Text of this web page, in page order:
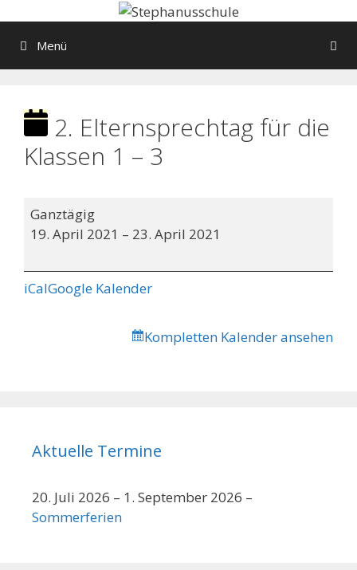
Inhalt
Menü
2. Elternsprechtag für die
Klassen 1 – 3
2.
Elternsprechtag
die
Klassen
Ganztägig
19. April 2021 – 23. April 2021
iCalGoogle Kalender
Kompletten Kalender ansehen
Aktuelle Termine
20. Juli 2026 – 1. September 2026 –
Sommerferien